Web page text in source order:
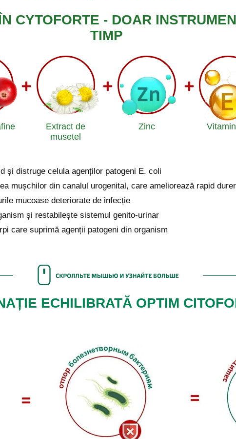
CYTOFORTE - DOAR
TIMP
Extract de
musetel
Zinc
și distruge celula agenților patogeni E. coli
mușchilor din canalul urogenital, care ameliorează rapid
mucoase deteriorate de infecție
și restabilește sistemul genito-urinar
care suprimă agenții patogeni din organism
ECHILIBRATĂ OPTIM